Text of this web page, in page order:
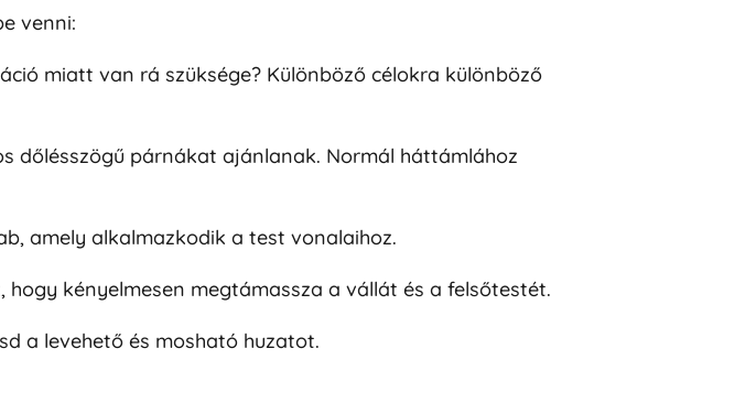
venni:
miatt van rá szüksége? Különböző célokra különböző
dőlésszögű párnákat ajánlanak. Normál háttámlához
amely alkalmazkodik a test vonalaihoz.
kényelmesen megtámassza a vállát és a felsőtestét.
a levehető és mosható huzatot.